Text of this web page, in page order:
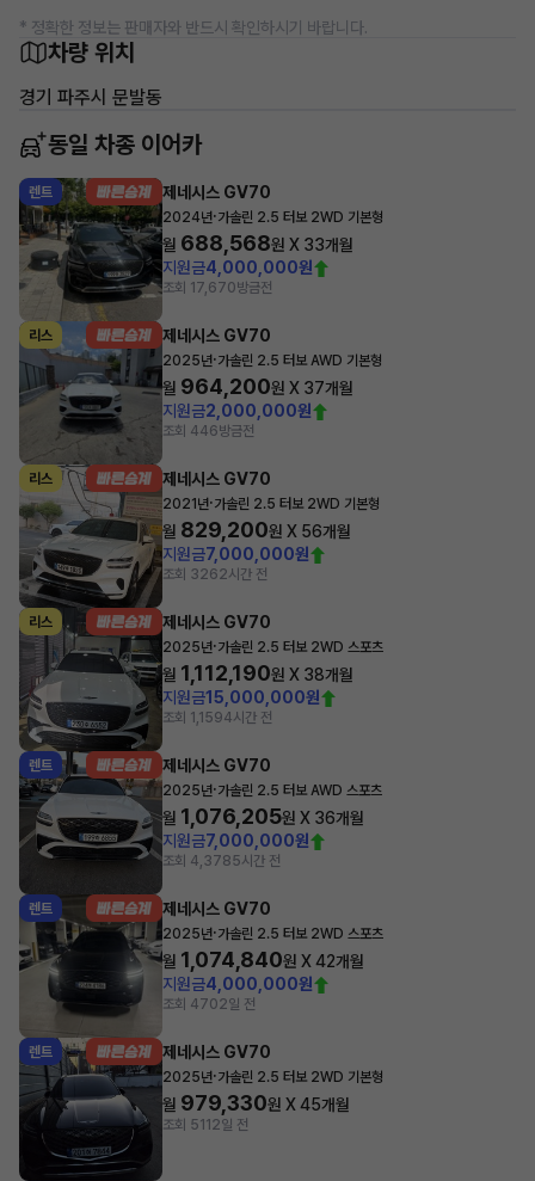
* 정확한 정보는 판매자와 반드시 확인하시기 바랍니다.
차량 위치
경기 파주시 문발동
동일 차종 이어카
렌트 제네시스 GV70
2024년·가솔린 2.5 터보 2WD 기본형
월 688,568원 X 33개월
지원금4,000,000원
조회 17,670방금전
리스 제네시스 GV70
2025년·가솔린 2.5 터보 AWD 기본형
월 964,200원 X 37개월
지원금2,000,000원
조회 446방금전
리스 제네시스 GV70
2021년·가솔린 2.5 터보 2WD 기본형
월 829,200원 X 56개월
지원금7,000,000원
조회 3262시간 전
리스 제네시스 GV70
2025년·가솔린 2.5 터보 2WD 스포츠
월 1,112,190원 X 38개월
지원금15,000,000원
조회 1,1594시간 전
렌트 제네시스 GV70
2025년·가솔린 2.5 터보 AWD 스포츠
월 1,076,205원 X 36개월
지원금7,000,000원
조회 4,3785시간 전
렌트 제네시스 GV70
2025년·가솔린 2.5 터보 2WD 스포츠
월 1,074,840원 X42개월
지원금4,000,000원
조회 4702일 전
렌트 제네시스 GV70
2025년·가솔린 2.5 터보 2WD 기본형
월 979,330원 X45개월
조회 511 2일 전